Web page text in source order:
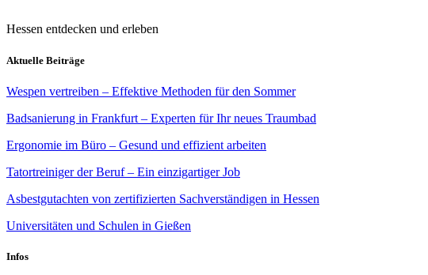
Hessen entdecken und erleben
Aktuelle Beiträge
Wespen vertreiben – Effektive Methoden für den Sommer
Badsanierung in Frankfurt – Experten für Ihr neues Traumbad
Ergonomie im Büro – Gesund und effizient arbeiten
Tatortreiniger der Beruf – Ein einzigartiger Job
Asbestgutachten von zertifizierten Sachverständigen in Hessen
Universitäten und Schulen in Gießen
Infos